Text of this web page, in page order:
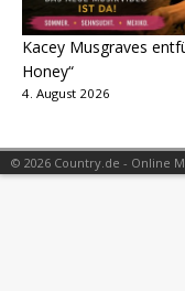
Kacey Musgraves
Honey“
4. August 2026
© 2026 Country.de - Online